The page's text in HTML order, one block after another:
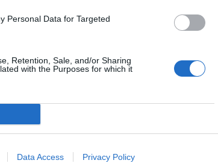
Personal Data for Targeted
Retention, Sale, and/or Sharing
with the Purposes for which it
Data Access Privacy Policy
ανέφερε
, ο ποινικολόγος
συντριπτικά. Από την
και ψέματα προκειμένου
15:13 - 15